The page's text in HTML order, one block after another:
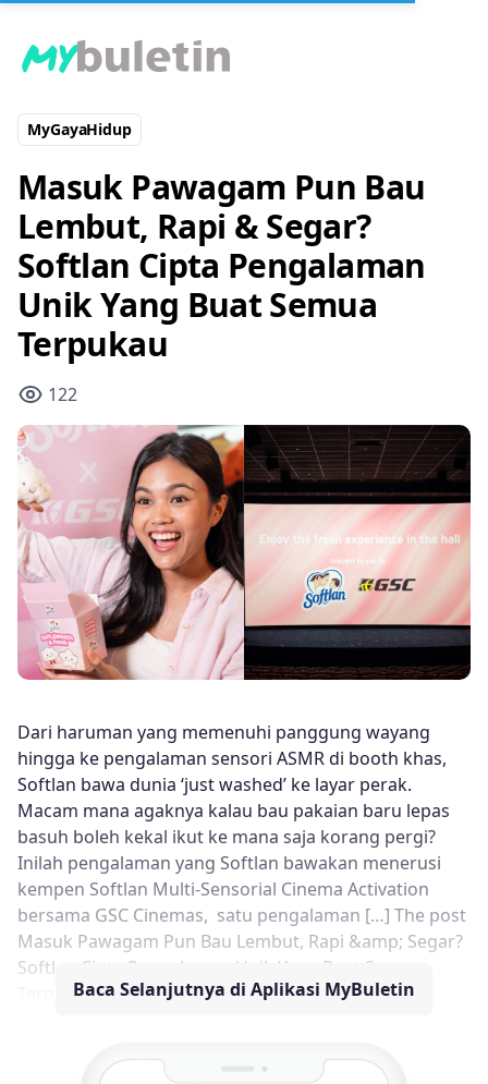
MyGayaHidup
Masuk Pawagam Pun Bau
Lembut, Rapi & Segar?
Softlan Cipta Pengalaman
Unik Yang Buat Semua
Terpukau
122
Dari haruman yang memenuhi panggung wayang
hingga ke pengalaman sensori ASMR di booth khas,
Softlan bawa dunia ‘just washed’ ke layar perak.
Macam mana agaknya kalau bau pakaian baru lepas
basuh boleh kekal ikut ke mana saja korang pergi?
Inilah pengalaman yang Softlan bawakan menerusi
kempen Softlan Multi-Sensorial Cinema Activation
bersama GSC Cinemas, satu pengalaman […] The post
Masuk Pawagam Pun Bau Lembut, Rapi &amp; Segar?
Softlan Cipta Pengalaman Unik Yang Buat Semua
Terpukau appeared first on Oh! Media.
Baca Selanjutnya di Aplikasi MyBuletin